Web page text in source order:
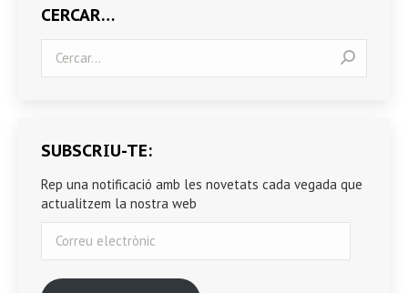
CERCAR…
SUBSCRIU-TE:
Rep una notificació amb les novetats cada vegada que
actualitzem la nostra web
electrònic